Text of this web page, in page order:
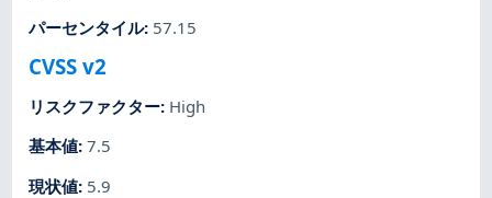
パーセンタイル: 57.15
CVSS v2
リスクファクター: High
基本値:7.5
現状値: 5.9